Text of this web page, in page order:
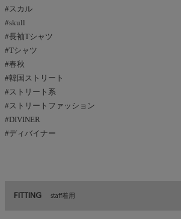
#スカル
#skull
#長袖Tシャツ
#Tシャツ
#春秋
#韓国ストリート
#ストリート系
#ストリートファッション
#DIVINER
#ディバイナー
FITTING staff着用